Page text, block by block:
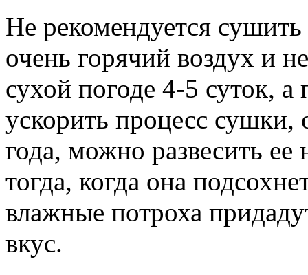
Не рекомендуется
очень горячий воздух и
сухой погоде 4-5 суток,
ускорить процесс сушки,
года, можно развесить ее
тогда, когда она
влажные потроха
вкус.